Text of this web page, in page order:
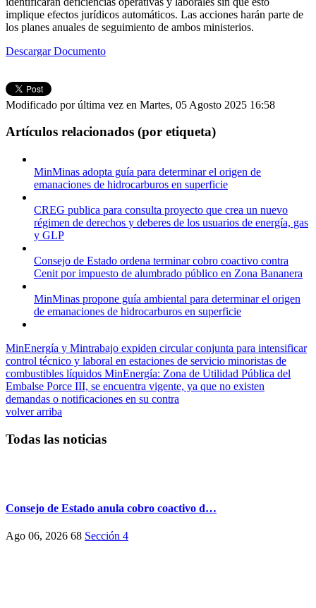
implique efectos jurídicos automáticos. Las acciones harán parte de
los planes anuales de seguimiento de ambos ministerios.
Descargar Documento
Modificado por última vez en Martes, 05 Agosto 2025 16:58
Artículos relacionados (por etiqueta)
MinMinas adopta guía para determinar el origen de
emanaciones de hidrocarburos en superficie
CREG publica para consulta proyecto que crea un nuevo
régimen de derechos y deberes de los usuarios de energía, gas
y GLP
Consejo de Estado ordena terminar cobro coactivo contra
Cenit por impuesto de alumbrado público en Zona Bananera
MinMinas propone guía ambiental para determinar el origen
de emanaciones de hidrocarburos en superficie
MinEnergía y Mintrabajo expiden circular conjunta para intensificar
control técnico y laboral en estaciones de servicio minoristas de
combustibles líquidos MinEnergía: Zona de Utilidad Pública del
Embalse Porce III, se encuentra vigente, ya que no existen
demandas o notificaciones en su contra
volver arriba
Todas las noticias
Consejo de Estado anula cobro coactivo d…
Ago 06, 2026 68 Sección 4